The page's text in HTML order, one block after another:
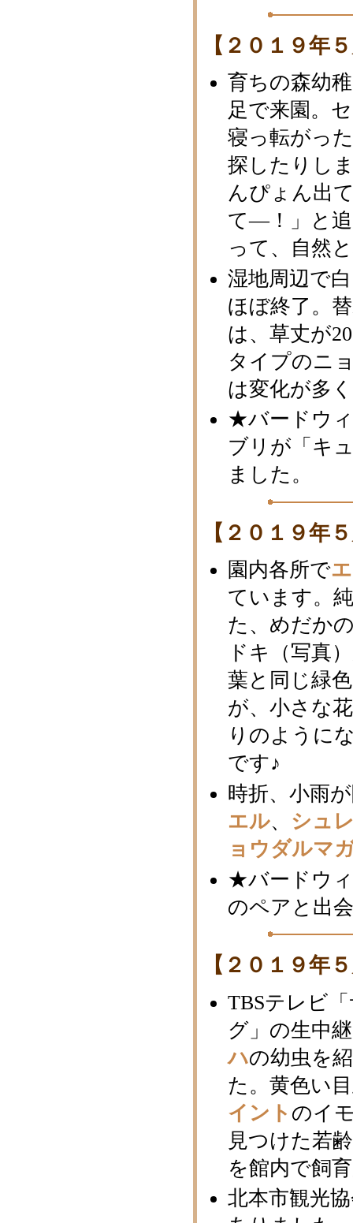
【２０１９年
育ちの森幼
足で来園。
寝っ転がっ
探したりし
んぴょん出
て―！」と
って、自然
湿地周辺で
ほぼ終了。
は、草丈が
タイプのニ
は変化が多
★バードウ
ブリが「キ
ました。
【２０１９年
園内各所で
ています。
た、めだか
ドキ（写真
葉と同じ緑
が、小さな
りのように
です♪
時折、小雨
エル、 シュ
ョウダルマ
★バードウ
のペアと出
【２０１９年
TBSテレビ
グ」の生中
ハの幼虫を
た。黄色い
イント のイ
見つけた若
を館内で飼
北本市観光